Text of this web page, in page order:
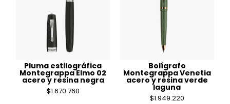
Pluma estilográfica
Montegrappa Elmo 02
acero y resina negra
$1.670.760
Bolígrafo
Montegrappa Venetia
acero y resina verde
laguna
$1.949.220